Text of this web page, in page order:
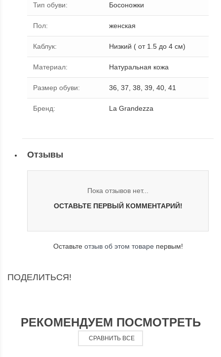
Тип обуви: Босоножки
Пол: женская
Каблук: Низкий ( от 1.5 до 4 см)
Материал: Натуральная кожа
Размер обуви: 36, 37, 38, 39, 40, 41
Бренд: La Grandezza
Отзывы
Пока отзывов нет...
ОСТАВЬТЕ ПЕРВЫЙ КОММЕНТАРИЙ!
Оставьте отзыв об этом товарепервым!
ПОДЕЛИТЬСЯ!
РЕКОМЕНДУЕМ ПОСМОТРЕТЬ
СРАВНИТЬ ВСЕ